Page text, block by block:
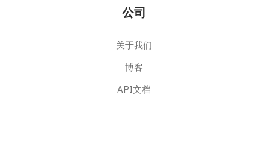
公司
关于我们
博客
API文档